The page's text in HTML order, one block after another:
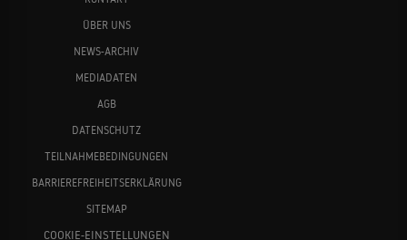
ÜBER UNS
NEWS-ARCHIV
MEDIADATEN
AGB
DATENSCHUTZ
TEILNAHMEBEDINGUNGEN
BARRIEREFREIHEITSERKLÄRUNG
SITEMAP
COOKIE-EINSTELLUNGEN